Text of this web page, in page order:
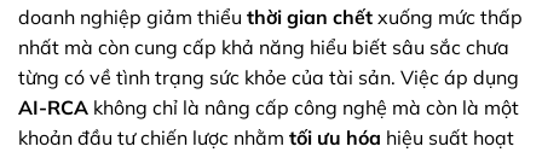
doanh nghiệp giảm thiểu thời gian chết xuống mức thấp
nhất mà còn cung cấp khả năng hiểu biết sâu sắc chưa
từng có về tình trạng sức khỏe của tài sản. Việc áp dụng
AI-RCA không chỉ là nâng cấp công nghệ mà còn là một
khoản đầu tư chiến lược nhằm tối ưu hóa hiệu suất hoạt